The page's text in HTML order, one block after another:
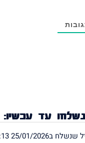
עד עכשיו:
ב25/01/2026 18:48:13